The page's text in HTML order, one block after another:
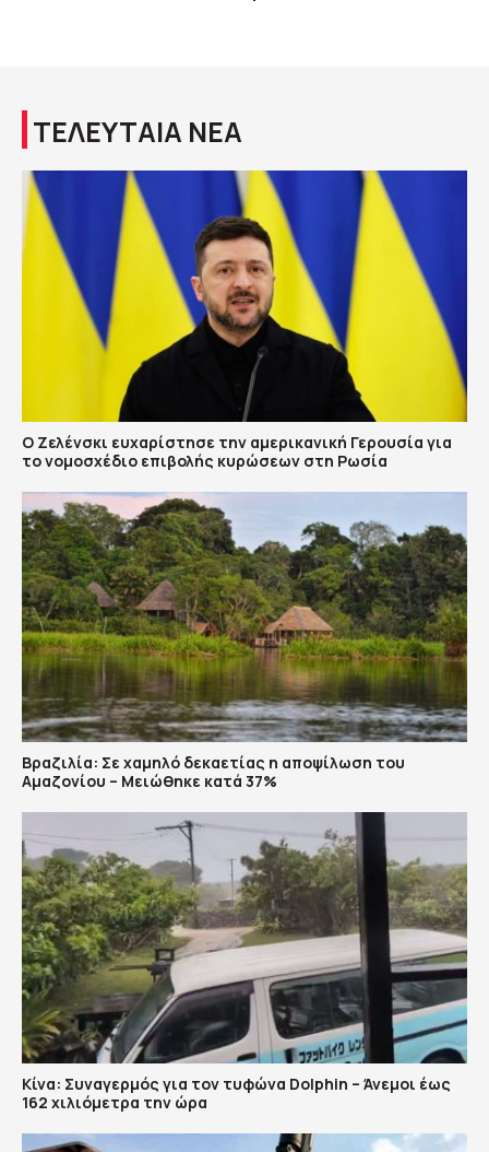
ΤΕΛΕΥΤΑΙΑ ΝΕΑ
Ο Ζελένσκι ευχαρίστησε την αμερικανική Γερουσία για
το νομοσχέδιο επιβολής κυρώσεων στη Ρωσία
Βραζιλία: Σε χαμηλό δεκαετίας η αποψίλωση του
Αμαζονίου – Μειώθηκε κατά 37%
Κίνα: Συναγερμός για τον τυφώνα Dolphin – Άνεμοι έως
162 χιλιόμετρα την ώρα